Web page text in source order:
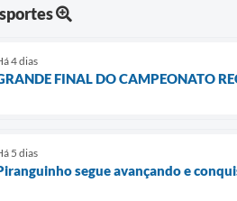
4 dias
FINAL DO CAMPEONATO
5 dias
segue avançando e